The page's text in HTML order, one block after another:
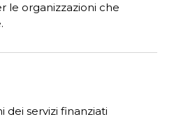
le organizzazioni che
dei servizi finanziati